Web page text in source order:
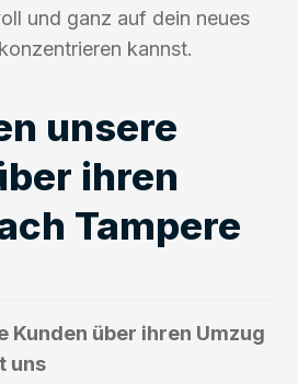
und ganz auf dein neues
kannst.
unsere
ihren
Tampere
Kunden über ihren Umzug
uns